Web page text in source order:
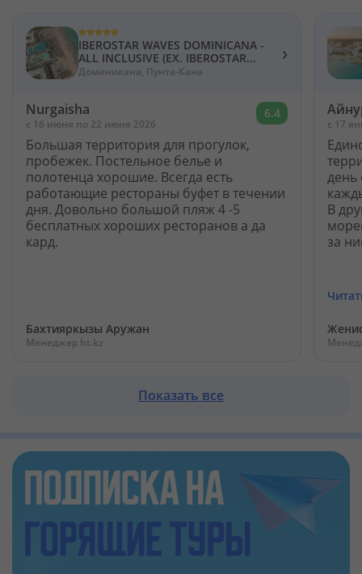
IBEROSTAR WAVES DOMINICANA -
ALL INCLUSIVE (EX. IBEROSTAR
DOMINICANA) 5*
Доминикана, Пунта-Кана
›
Nurgaisha
c 16 июня по 22 июня 2026
6.4
Большая территория для прогулок,
пробежек. Постельное белье и
полотенца хорошие. Всегда есть
работающие рестораны буфет в течении
дня. Довольно большой пляж 4 -5
бесплатных хороших ресторанов а да
кард.
Бахтияркызы Аружан
Менеджер ht.kz
c 17
день
В
за
Показать все